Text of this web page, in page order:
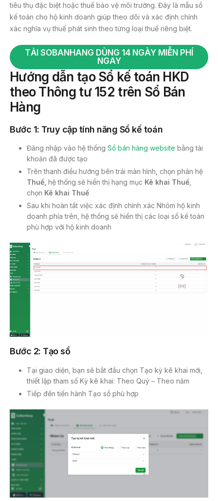
tiêu thụ đặc biệt hoặc thuế bảo vệ môi trường. Đây là mẫu sổ
kế toán cho hộ kinh doanh giúp theo dõi và xác định chính
xác nghĩa vụ thuế phát sinh theo từng loại thuế riêng biệt.
TẢI SOBANHANG DÙNG 14 NGÀY MIỄN PHÍ
NGAY
Hướng dẫn tạo Sổ kế toán HKD
theo Thông tư 152 trên Sổ Bán
Hàng
Bước 1: Truy cập tính năng Sổ kế toán
Đăng nhập vào hệ thống Sổ bán hàng website bằng tài
khoản đã được tạo
Trên thanh điều hướng bên trái màn hình, chọn phân hệ
Thuế, hệ thống sẽ hiển thị hạng mục Kê khai Thuế
chọn Kê khai Thuế
Sau khi hoàn tất việc xác định chính xác Nhóm hộ kinh
doanh phía trên, hệ thống sẽ hiển thị các loại sổ kế toán
phù hợp với hộ kinh doanh
Bước 2: Tạo sổ
Tại giao diện, bạn sẽ bắt đầu chọn Tạo kỳ kê khai mới,
thiết lập tham số Kỳ kê khai: Theo Quý – Theo năm
Tiếp đến tiến hành Tạo sổ phù hợp